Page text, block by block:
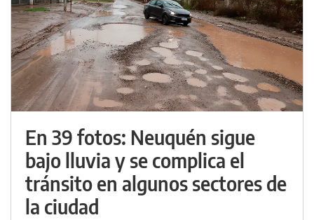
En 39 fotos: Neuquén sigue
bajo lluvia y se complica el
tránsito en algunos sectores de
la ciudad